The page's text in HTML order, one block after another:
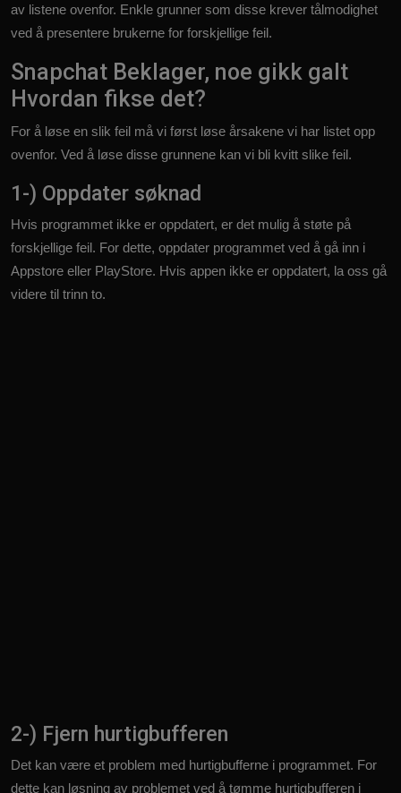
av listene ovenfor. Enkle grunner som disse krever tålmodighet
ved å presentere brukerne for forskjellige feil.
Snapchat Beklager, noe gikk galt
Hvordan fikse det?
For å løse en slik feil må vi først løse årsakene vi har listet opp
ovenfor. Ved å løse disse grunnene kan vi bli kvitt slike feil.
1-) Oppdater søknad
Hvis programmet ikke er oppdatert, er det mulig å støte på
forskjellige feil. For dette, oppdater programmet ved å gå inn i
Appstore eller PlayStore. Hvis appen ikke er oppdatert, la oss gå
videre til trinn to.
2-) Fjern hurtigbufferen
Det kan være et problem med hurtigbufferne i programmet. For
dette kan løsning av problemet ved å tømme hurtigbufferen i